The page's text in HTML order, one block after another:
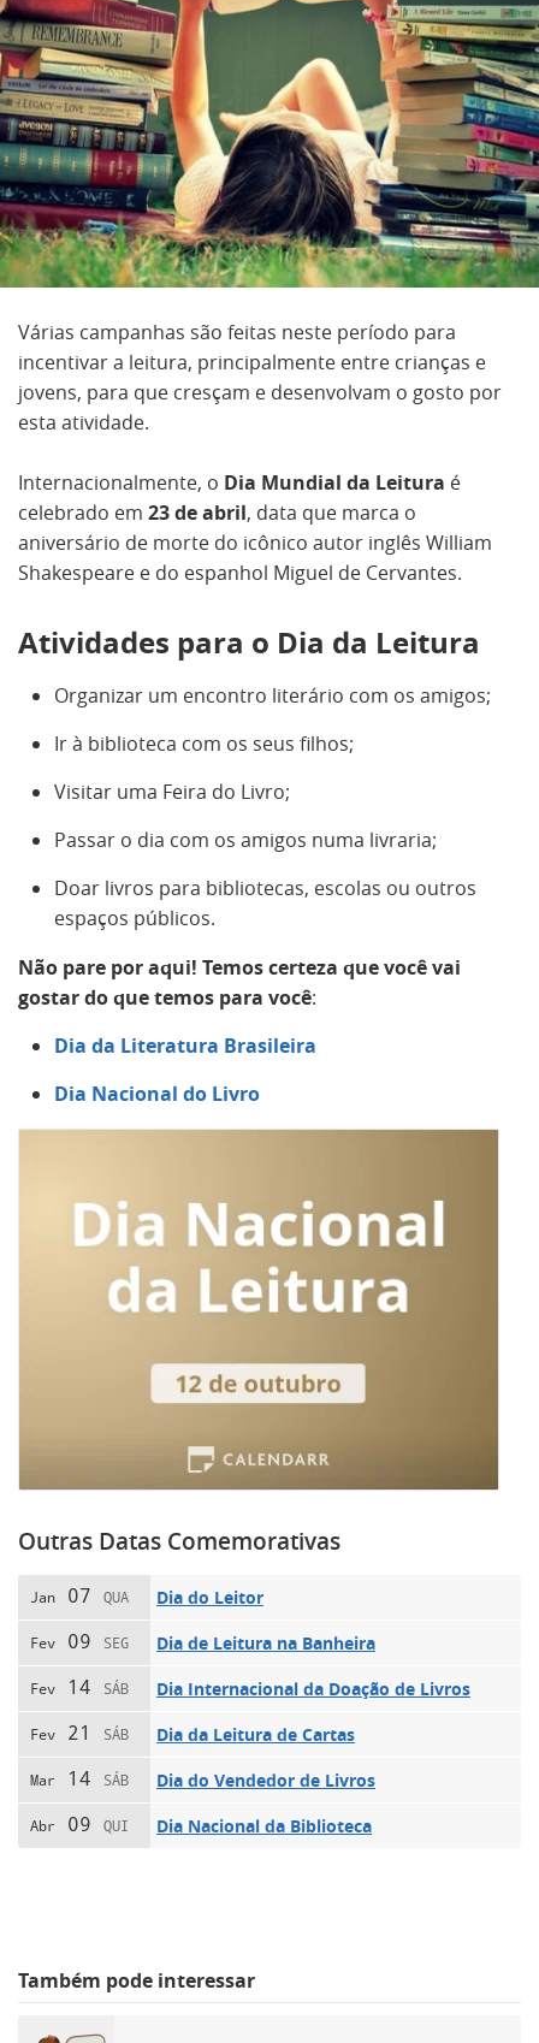
Várias campanhas são feitas neste período para
incentivar a leitura, principalmente entre crianças e
jovens, para que cresçam e desenvolvam o gosto por
esta atividade.
Internacionalmente, o Dia Mundial da Leitura é
celebrado em 23 de abril, data que marca o
aniversário de morte do icônico autor inglês William
Shakespeare e do espanhol Miguel de Cervantes.
Atividades para o Dia da Leitura
Organizar um encontro literário com os amigos;
Ir à biblioteca com os seus filhos;
Visitar uma Feira do Livro;
Passar o dia com os amigos numa livraria;
Doar livros para bibliotecas, escolas ou outros
espaços públicos.
Não pare por aqui! Temos certeza que você vai
gostar do que temos para você:
Dia da Literatura Brasileira
Dia Nacional do Livro
Outras Datas Comemorativas
Jan 07 QUA Dia do Leitor
Fev 09 SEG Dia de Leitura na Banheira
Fev 14 SÁB Dia Internacional da Doação de Livros
Fev 21 SÁB Dia da Leitura de Cartas
Mar 14 SÁB Dia do Vendedor de Livros
Abr 09 QUI Dia Nacional da Biblioteca
Também pode interessar